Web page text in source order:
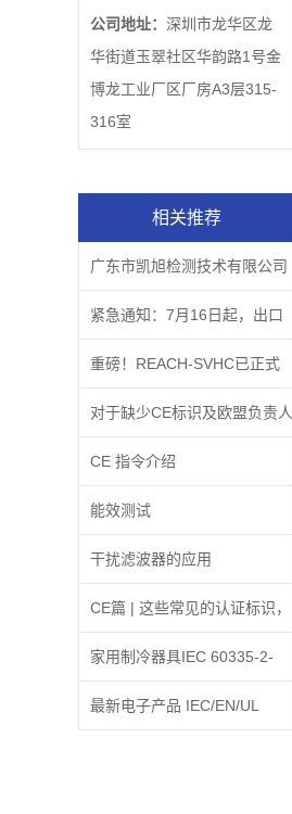
公司地址： 深圳市龙华区龙
华街道玉翠社区华韵路1号金
博龙工业厂区厂房A3层315-
316室
相关推荐
广东市凯旭检测技术有限公司
企业文化主题
紧急通知：7月16日起，出口
欧盟的CE商品如果没有这个，
属于违法行为！
重磅！REACH-SVHC已正式
更新至219项
对于缺少CE标识及欧盟负责人
信息将可能被采取强制措施
CE 指令介绍
能效测试
干扰滤波器的应用
CE篇 | 这些常见的认证标识，
你认识几个?
家用制冷器具IEC 60335-2-
24:2010修订A2:2017条款
最新电子产品 IEC/EN/UL